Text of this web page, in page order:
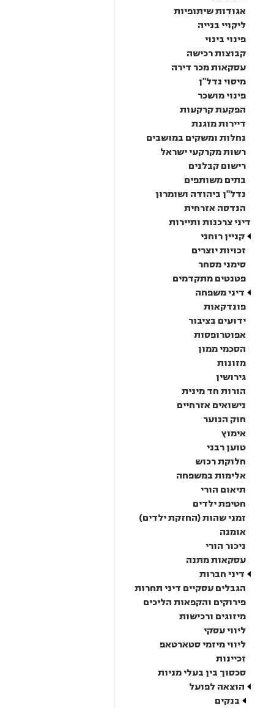
אגודות שיתופיות
ליקויי בנייה
פינוי בינוי
קבוצות רכישה
עסקאות מכר דירה
מיסוי נדל"ן
פינוי מושכר
הפקעת קרקעות
דיירות מוגנת
נחלות ומשקים במושבים
רשות מקרקעי ישראל
רישום קבלנים
בתים משותפים
נדל"ן ביהודה ושומרון
הנדסה אזרחית
דיני צרכנות ותיירות
קניין רוחני
זכויות יוצרים
סימני מסחר
פטנטים מתקדמים
דיני משפחה
פונדקאות
ידועים בציבור
אפוטרופסות
הסכמי ממון
מזונות
גירושין
הורות חד מינית
נישואים אזרחיים
חוק הנוער
אימוץ
טוען רבני
חלוקת רכוש
אלימות במשפחה
תיאום הורי
חטיפת ילדים
זמני שהות (החזקת ילדים)
אומנה
ניכור הורי
עסקאות מתנה
דיני חברות
הגבלים עסקיים דיני תחרות
פירוקים והקפאות הליכים
מיזוגים ורכישות
ליווי עסקי
ליווי מיזמי סטארטאפ
זכיינות
סכסוך בין בעלי מניות
הוצאה לפועל
בנקים